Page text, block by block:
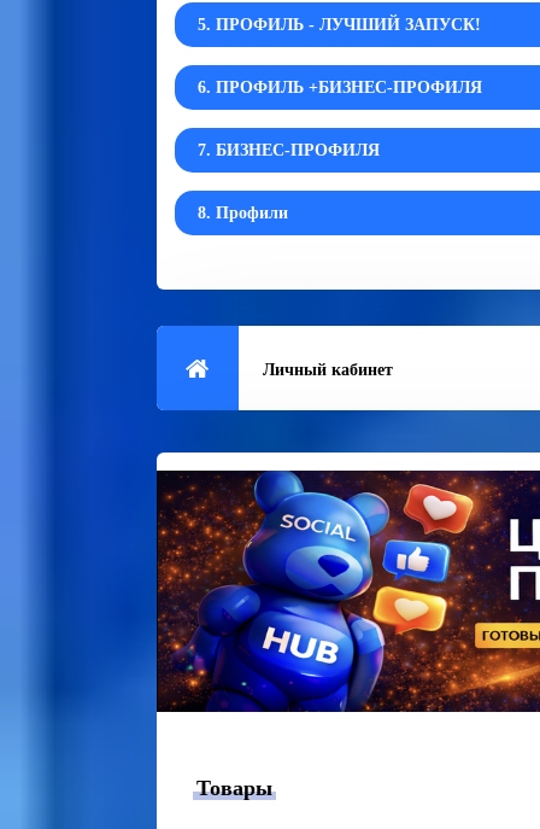
5. ПРОФИЛЬ - ЛУЧШИЙ ЗАПУСК!
6. ПРОФИЛЬ +БИЗНЕС-ПРОФИЛЯ
7. БИЗНЕС-ПРОФИЛЯ
8. Профили
Личный кабинет
Товары